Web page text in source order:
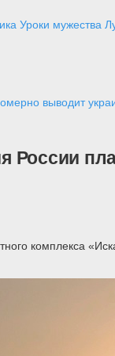
Уроки мужества
выводит
России
комплекса